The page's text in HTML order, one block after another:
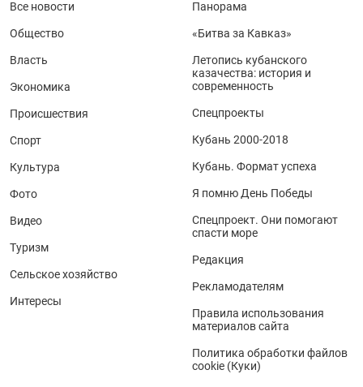
Все новости
Общество
Власть
Экономика
Происшествия
Спорт
Культура
Фото
Видео
Туризм
Сельское хозяйство
Интересы
Панорама
«Битва за Кавказ»
Летопись кубанского
казачества: история и
современность
Спецпроекты
Кубань 2000-2018
Кубань. Формат успеха
Я помню День Победы
Спецпроект. Они помогают
спасти море
Редакция
Рекламодателям
Правила использования
материалов сайта
Политика обработки файлов
cookie (Куки)